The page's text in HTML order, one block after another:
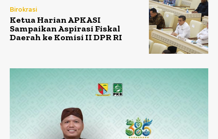
Birokrasi
Ketua Harian APKASI
Sampaikan Aspirasi Fiskal
Daerah ke Komisi II DPR RI